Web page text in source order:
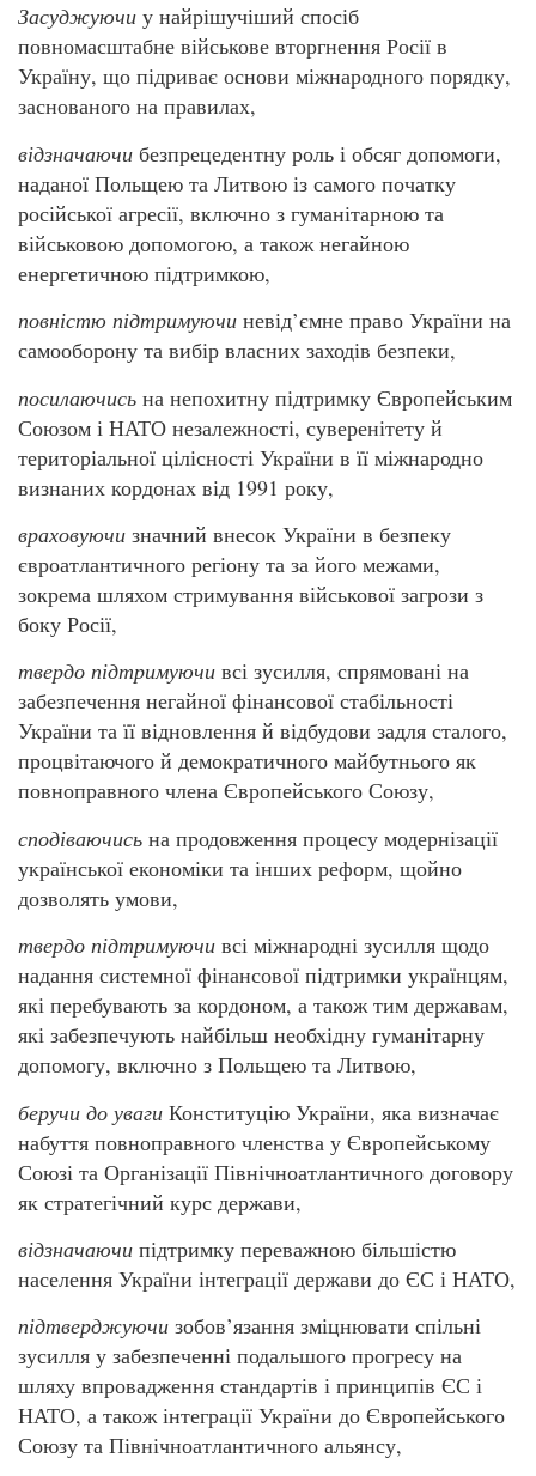
Засуджуючи у найрішучіший спосіб
повномасштабне військове вторгнення Росії в
Україну, що підриває основи міжнародного порядку,
заснованого на правилах,
відзначаючи безпрецедентну роль і обсяг допомоги,
наданої Польщею та Литвою із самого початку
російської агресії, включно з гуманітарною та
військовою допомогою, а також негайною
енергетичною підтримкою,
повністю підтримуючи невід’ємне право України на
самооборону та вибір власних заходів безпеки,
посилаючись на непохитну підтримку Європейським
Союзом і НАТО незалежності, суверенітету й
територіальної цілісності України в її міжнародно
визнаних кордонах від 1991 року,
враховуючи значний внесок України в безпеку
євроатлантичного регіону та за його межами,
зокрема шляхом стримування військової загрози з
боку Росії,
твердо підтримуючи всі зусилля, спрямовані на
забезпечення негайної фінансової стабільності
України та її відновлення й відбудови задля сталого,
процвітаючого й демократичного майбутнього як
повноправного члена Європейського Союзу,
сподіваючись на продовження процесу модернізації
української економіки та інших реформ, щойно
дозволять умови,
твердо підтримуючи всі міжнародні зусилля щодо
надання системної фінансової підтримки українцям,
які перебувають за кордоном, а також тим державам,
які забезпечують найбільш необхідну гуманітарну
допомогу, включно з Польщею та Литвою,
беручи до уваги Конституцію України, яка визначає
набуття повноправного членства у Європейському
Союзі та Організації Північноатлантичного договору
як стратегічний курс держави,
відзначаючи підтримку переважною більшістю
населення України інтеграції держави до ЄС і НАТО,
підтверджуючи зобов’язання зміцнювати спільні
зусилля у забезпеченні подальшого прогресу на
шляху впровадження стандартів і принципів ЄС і
НАТО, а також інтеграції України до Європейського
Союзу та Північноатлантичного альянсу,